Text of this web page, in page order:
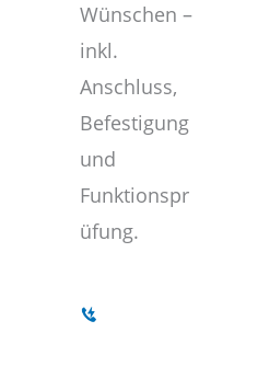
Wünschen –
inkl.
Anschluss,
Befestigung
und
Funktionspr
üfung.